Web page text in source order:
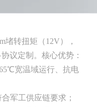
堵转扭矩（12V），
议定制。核心优势：
宽温域运行、抗电
军工供应链要求；